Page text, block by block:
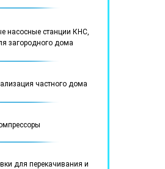
насосные станции КНС,
загородного дома
частного дома
для перекачивания и